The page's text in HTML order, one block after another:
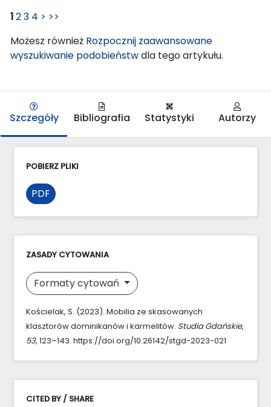
123 4 > >>
Możesz również Rozpocznij zaawansowane
wyszukiwanie podobieństwdla tego artykułu.
Szczegóły Bibliografia Statystyki Autorzy
POBIERZ PLIKI
PDF
ZASADY CYTOWANIA
Formaty cytowań
Kościelak, S. (2023). Mobilia ze skasowanych
klasztorów dominikanów i karmelitów. Studia Gdańskie,
53, 123–143. https://doi.org/10.26142/stgd-2023-021
CITED BY / SHARE